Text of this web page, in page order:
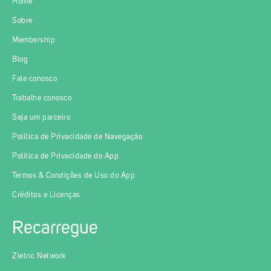
Sobre
Membership
Blog
Fale conosco
Trabalhe conosco
Seja um parceiro
Política de Privacidade de Navegação
Política de Privacidade do App
Termos & Condições de Uso do App
Créditos e Licenças
Recarregue
Zletric Network